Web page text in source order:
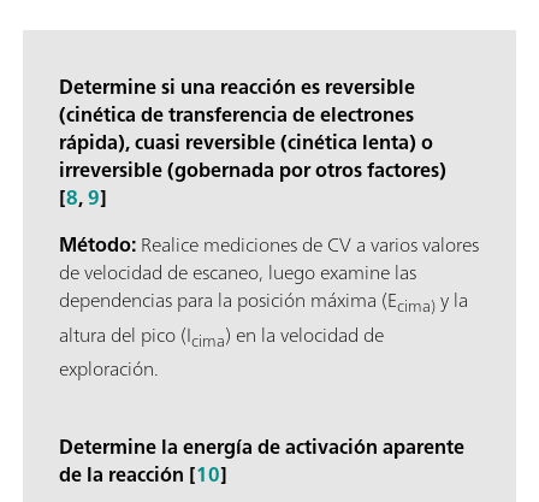
Determine si una reacción es reversible
(cinética de transferencia de electrones
rápida), cuasi reversible (cinética lenta) o
irreversible (gobernada por otros factores)
[8,9]
Método:Realice mediciones de CV a varios valores
de velocidad de escaneo, luego examine las
dependencias para la posición máxima (Ecima)y la
altura del pico (Icima) en la velocidad de
exploración.
Determine la energía de activación aparente
de la reacción [10]